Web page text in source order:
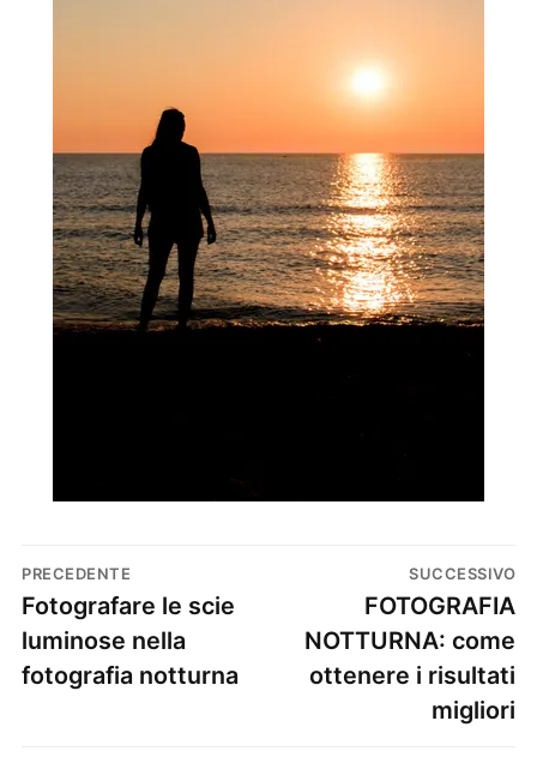
PRECEDENTE
Fotografare le scie
luminose nella
fotografia notturna
SUCCESSIVO
FOTOGRAFIA
NOTTURNA: come
ottenere i risultati
migliori